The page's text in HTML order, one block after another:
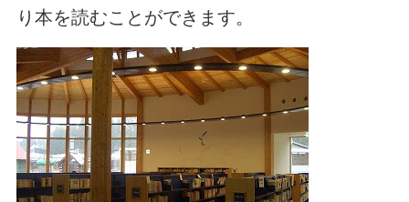
り本を読むことができます。